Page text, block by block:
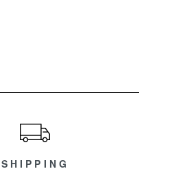
SHIPPING